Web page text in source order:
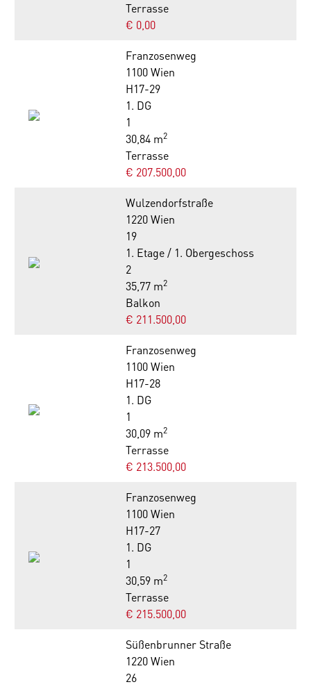
Terrasse
€ 0,00
Franzosenweg
1100 Wien
H17-29
1. DG
1
30,84 m2
Terrasse
€ 207.500,00
Wulzendorfstraße
1220 Wien
19
1. Etage / 1. Obergeschoss
2
35,77 m2
Balkon
€ 211.500,00
Franzosenweg
1100 Wien
H17-28
1. DG
1
30,09 m2
Terrasse
€ 213.500,00
Franzosenweg
1100 Wien
H17-27
1. DG
1
30,59 m2
Terrasse
€ 215.500,00
Süßenbrunner Straße
1220 Wien
26